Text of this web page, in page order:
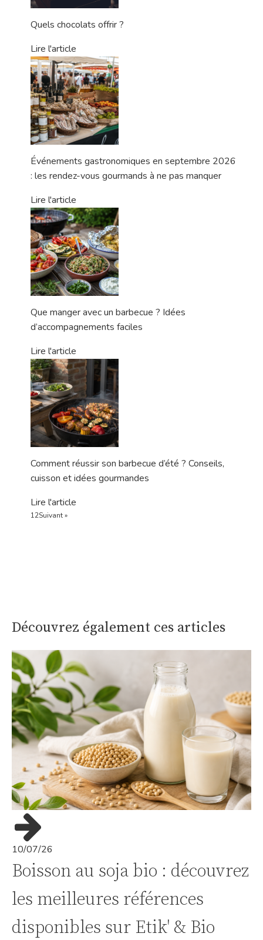
Quels chocolats offrir ?
Lire l'article
Événements gastronomiques en septembre 2026
: les rendez-vous gourmands à ne pas manquer
Lire l'article
Que manger avec un barbecue ? Idées
d’accompagnements faciles
Lire l'article
Comment réussir son barbecue d’été ? Conseils,
cuisson et idées gourmandes
Lire l'article
12Suivant »
Découvrez également ces articles
10/07/26
Boisson au soja bio : découvrez
les meilleures références
disponibles sur Etik' & Bio